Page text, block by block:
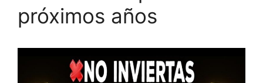
próximos años